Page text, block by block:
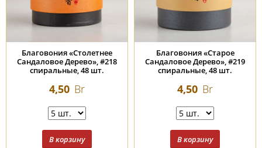
Благовония «Столетнее
Сандаловое Дерево», #218
спиральные, 48 шт.
4,50 Br
Благовония «Старое
Сандаловое Дерево», #219
спиральные, 48 шт.
4,50 Br